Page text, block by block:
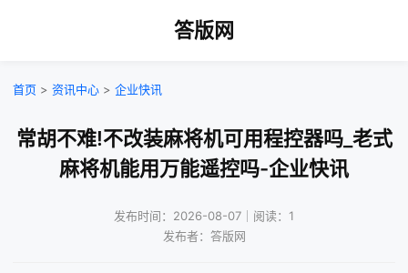
答版网
首页 > 资讯中心 > 企业快讯
常胡不难!不改装麻将机可用程控器吗_老式
麻将机能用万能遥控吗-企业快讯
发布时间：2026-08-07｜阅读：1
发布者：答版网